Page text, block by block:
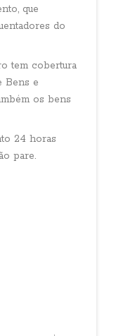
que
do
tem cobertura
Bens e
os bens
24 horas
pare.